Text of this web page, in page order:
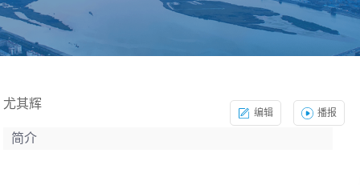
编辑 播报
尤其辉
简介